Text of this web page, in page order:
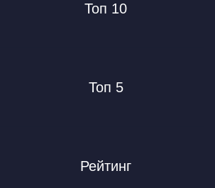
Топ 10
Топ 5
Рейтинг